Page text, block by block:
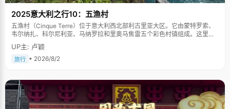
2025意大利之行10：五渔村
五渔村（Cinque Terre）位于意大利西北部利古里亚大区。它由蒙特罗索、
韦尔纳扎、科尔尼利亚、马纳罗拉和里奥马焦雷五个彩色村镇组成。这里依
山傍海，房屋色彩斑斓，1997年被列为世界文化遗产。
UP主: 卢颖
旅行 • 2026/8/2